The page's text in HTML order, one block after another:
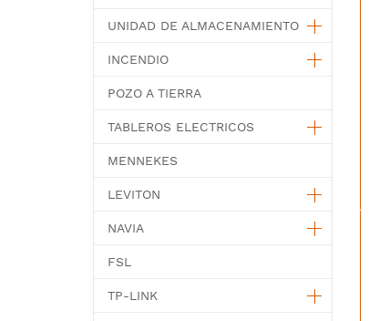
UNIDAD DE ALMACENAMIENTO
INCENDIO
POZO A TIERRA
TABLEROS ELECTRICOS
MENNEKES
LEVITON
NAVIA
FSL
TP-LINK